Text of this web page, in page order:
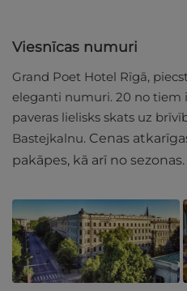
Viesnīcas numuri
Grand Poet Hotel Rīgā,
eleganti numuri. 20 no tiem
paveras lielisks skats uz
Bastejkalnu. Cenas
pakāpes, kā arī no sezonas.